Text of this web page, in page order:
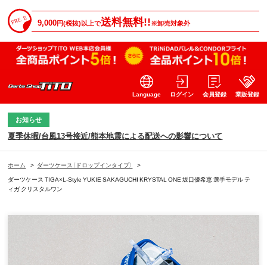
9,000円(税抜)以上で送料無料!!※卸売対象外
Language ログイン 会員登録 業販登録
お知らせ
夏季休暇/台風13号接近/熊本地震による配送への影響について
ホーム > ダーツケース（ドロップインタイプ）
>
ダーツケース TIGA×L-Style YUKIE SAKAGUCHI KRYSTAL ONE 坂口優希恵 選手モデル テ
ィガ クリスタルワン